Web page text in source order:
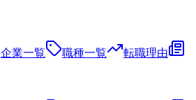
企業一覧 職種一覧
転職理由